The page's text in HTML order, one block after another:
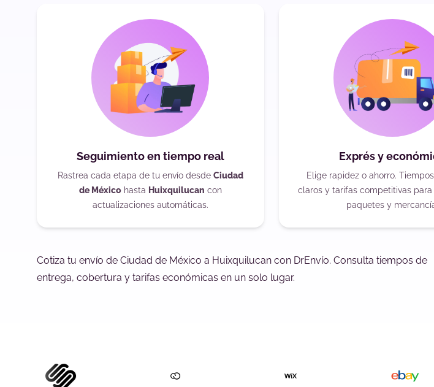
Seguimiento en tiempo real
Rastrea cada etapa de tu envío desde Ciudad
de Méxicohasta Huixquilucan con
actualizaciones automáticas.
Exprés y
Elige rapidez o ahorro.
claros y tarifas competitivas para
paquetes y
Cotiza tu envío de Ciudad de México a Huixquilucan con DrEnvío. Consulta tiempos de
entrega, cobertura y tarifas económicas en un solo lugar.